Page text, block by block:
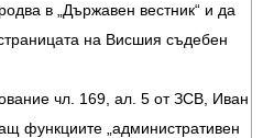
в „Държавен вестник“ и да
на Висшия съдебен
чл. 169, ал. 5 от ЗСВ, Иван
функциите „административен